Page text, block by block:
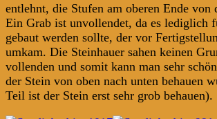
entlehnt, die Stufen am oberen Ende von
Ein Grab ist unvollendet, da es lediglich
gebaut werden sollte, der vor
umkam. Die Steinhauer sahen keinen
vollenden und somit kann man sehr
der Stein von oben nach unten behauen
Teil ist der Stein erst sehr grob behauen).